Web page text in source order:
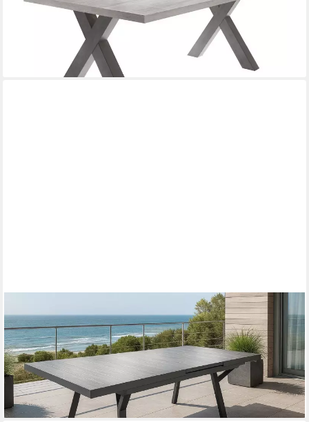
269,99 € UVP 443,00 €
lieferbar - in 6-7 Werktagen bei dir
Gartentisch Solido Keramik Ausziehtisch von 185 cm auf 245 cm
ausziehbar (Solido ausziehbar, 1 Tisch), ausziehbar kratzfest
wetterfest
799,95 € UVP 999,95 €
-20%
lieferbar - in 6-7 Werktagen bei dir